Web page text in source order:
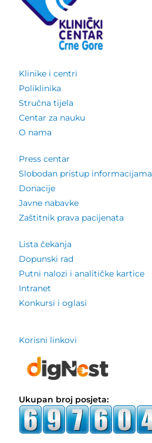
Klinike i centri
Poliklinika
Stručna tijela
Centar za nauku
O nama
Press centar
Slobodan pristup informacijama
Donacije
Javne nabavke
Zaštitnik prava pacijenata
Lista čekanja
Dopunski rad
Putni nalozi i analitičke kartice
Intranet
Konkursi i oglasi
Korisni linkovi
Ukupan broj posjeta: